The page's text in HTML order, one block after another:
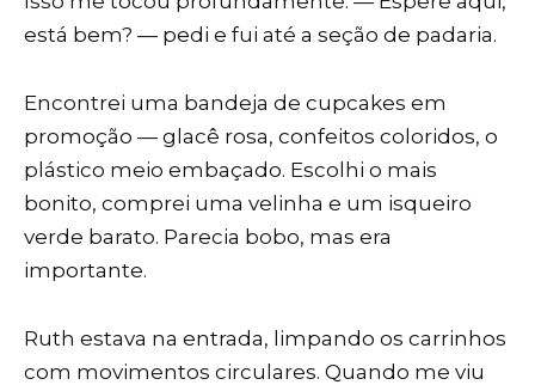
está bem? — pedi e fui até a seção de padaria.
Encontrei uma bandeja de cupcakes em
promoção — glacê rosa, confeitos coloridos, o
plástico meio embaçado. Escolhi o mais
bonito, comprei uma velinha e um isqueiro
verde barato. Parecia bobo, mas era
importante.
Ruth estava na entrada, limpando os carrinhos
com movimentos circulares. Quando me viu